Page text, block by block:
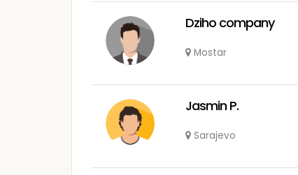
Dziho company
Mostar
Jasmin P.
Sarajevo